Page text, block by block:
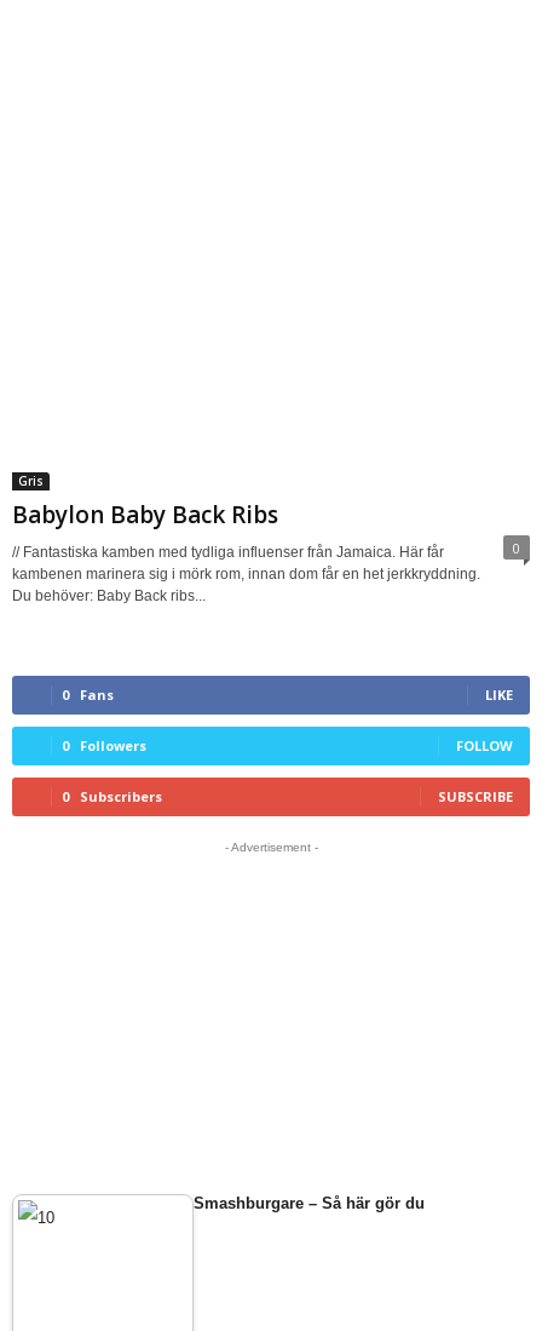
Gris
Babylon Baby Back Ribs
0
// Fantastiska kamben med tydliga influenser från Jamaica. Här får
kambenen marinera sig i mörk rom, innan dom får en het jerkkryddning.
Du behöver: Baby Back ribs...
0 Fans LIKE
0 Followers FOLLOW
0 Subscribers SUBSCRIBE
- Advertisement -
Smashburgare – Så här gör du